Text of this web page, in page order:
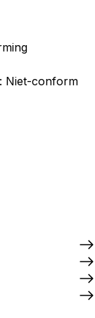
Niet-conform